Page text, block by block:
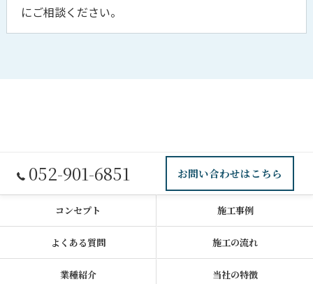
にご相談ください。
052-901-6851 お問い合わせはこちら
コンセプト 施工事例
よくある質問 施工の流れ
業種紹介 当社の特徴